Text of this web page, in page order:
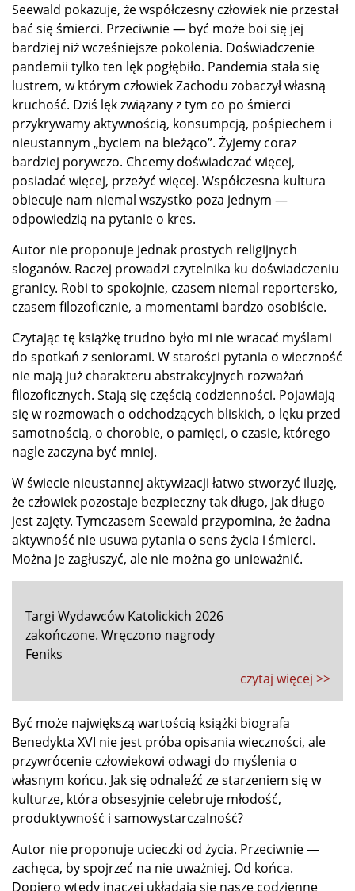
Seewald pokazuje, że współczesny człowiek nie przestał
bać się śmierci. Przeciwnie — być może boi się jej
bardziej niż wcześniejsze pokolenia. Doświadczenie
pandemii tylko ten lęk pogłębiło. Pandemia stała się
lustrem, w którym człowiek Zachodu zobaczył własną
kruchość. Dziś lęk związany z tym co po śmierci
przykrywamy aktywnością, konsumpcją, pośpiechem i
nieustannym „byciem na bieżąco”. Żyjemy coraz
bardziej porywczo. Chcemy doświadczać więcej,
posiadać więcej, przeżyć więcej. Współczesna kultura
obiecuje nam niemal wszystko poza jednym —
odpowiedzią na pytanie o kres.
Autor nie proponuje jednak prostych religijnych
sloganów. Raczej prowadzi czytelnika ku doświadczeniu
granicy. Robi to spokojnie, czasem niemal reportersko,
czasem filozoficznie, a momentami bardzo osobiście.
Czytając tę książkę trudno było mi nie wracać myślami
do spotkań z seniorami. W starości pytania o wieczność
nie mają już charakteru abstrakcyjnych rozważań
filozoficznych. Stają się częścią codzienności. Pojawiają
się w rozmowach o odchodzących bliskich, o lęku przed
samotnością, o chorobie, o pamięci, o czasie, którego
nagle zaczyna być mniej.
W świecie nieustannej aktywizacji łatwo stworzyć iluzję,
że człowiek pozostaje bezpieczny tak długo, jak długo
jest zajęty. Tymczasem Seewald przypomina, że żadna
aktywność nie usuwa pytania o sens życia i śmierci.
Można je zagłuszyć, ale nie można go unieważnić.
Targi Wydawców Katolickich 2026
zakończone. Wręczono nagrody
Feniks
czytaj więcej >>
Być może największą wartością książki biografa
Benedykta XVI nie jest próba opisania wieczności, ale
przywrócenie człowiekowi odwagi do myślenia o
własnym końcu. Jak się odnaleźć ze starzeniem się w
kulturze, która obsesyjnie celebruje młodość,
produktywność i samowystarczalność?
Autor nie proponuje ucieczki od życia. Przeciwnie —
zachęca, by spojrzeć na nie uważniej. Od końca.
Dopiero wtedy inaczej układają się nasze codzienne